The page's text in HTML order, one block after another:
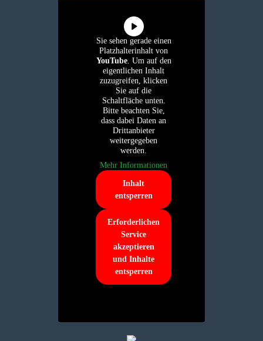
Sie sehen gerade einen
Platzhalterinhalt von
YouTube. Um auf den
eigentlichen Inhalt
zuzugreifen, klicken
Sie auf die
Schaltfläche unten.
Bitte beachten Sie,
dass dabei Daten an
Drittanbieter
weitergegeben
werden.
Mehr Informationen
Inhalt
entsperren
Erforderlichen
Service
akzeptieren
und Inhalte
entsperren